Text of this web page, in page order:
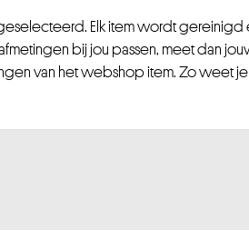
Elk item wordt gereinigd
bij jou passen, meet dan
van het webshop item. Zo weet